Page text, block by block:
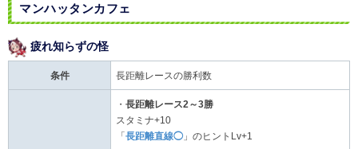
マンハッタンカフェ
疲れ知らずの怪
条件 長距離レースの勝利数
・ 長距離レース2～3勝
スタミナ+10
「 長距離直線◯ 」のヒントLv+1